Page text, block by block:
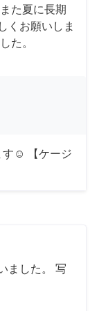
た夏に長期
くお願いしま
た。
☺︎ 【ケージ
ました。 写